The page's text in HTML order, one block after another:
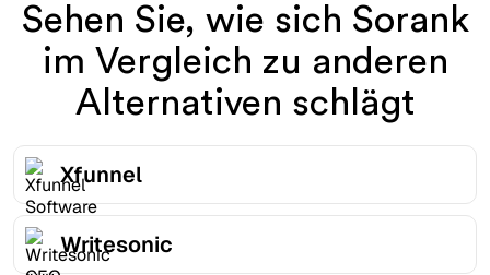
Sehen Sie, wie sich Sorank
im Vergleich zu anderen
Alternativen schlägt
Xfunnel
Writesonic